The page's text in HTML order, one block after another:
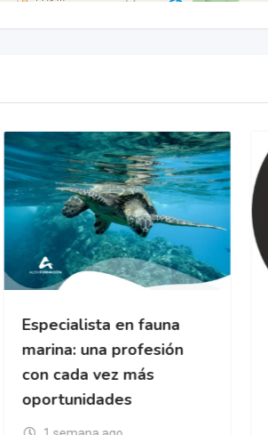
Especialista en fauna
marina: una profesión
con cada vez más
oportunidades